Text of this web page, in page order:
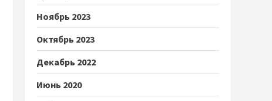
Ноябрь 2023
Октябрь 2023
Декабрь 2022
Июнь 2020